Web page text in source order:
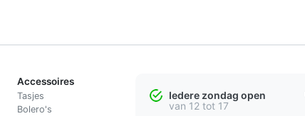
Accessoires
Tasjes
Bolero's
Iedere zondag open
van 12 tot 17